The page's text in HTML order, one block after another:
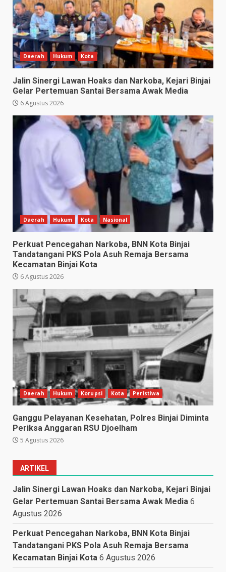
Daerah Hukum Kota
Jalin Sinergi Lawan Hoaks dan Narkoba, Kejari Binjai
Gelar Pertemuan Santai Bersama Awak Media
6 Agustus 2026
Daerah Hukum Kota Nasional
Perkuat Pencegahan Narkoba, BNN Kota Binjai
Tandatangani PKS Pola Asuh Remaja Bersama
Kecamatan Binjai Kota
6 Agustus 2026
Daerah Hukum Korupsi Kota Peristiwa
Ganggu Pelayanan Kesehatan, Polres Binjai Diminta
Periksa Anggaran RSU Djoelham
5 Agustus 2026
ARTIKEL
Jalin Sinergi Lawan Hoaks dan Narkoba, Kejari Binjai
Gelar Pertemuan Santai Bersama Awak Media 6
Agustus 2026
Perkuat Pencegahan Narkoba, BNN Kota Binjai
Tandatangani PKS Pola Asuh Remaja Bersama
Kecamatan Binjai Kota 6 Agustus 2026